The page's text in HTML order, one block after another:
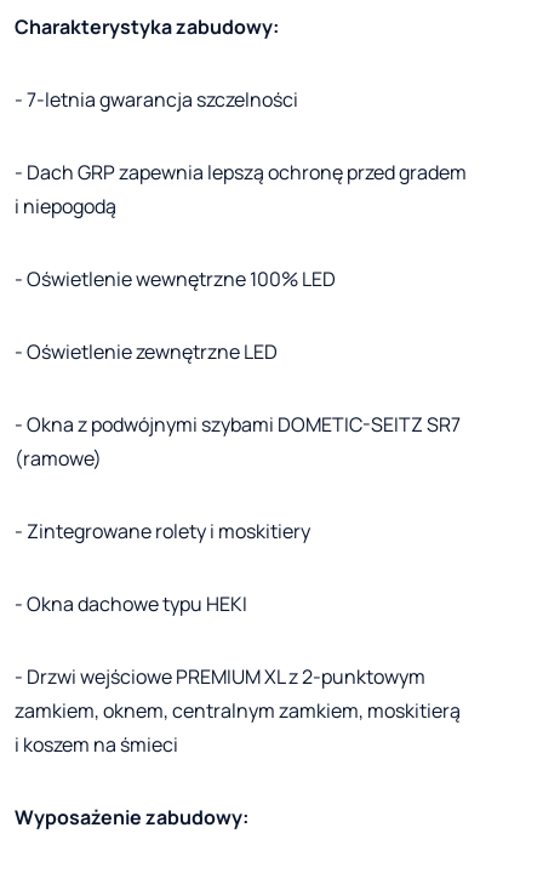
Charakterystyka zabudowy:
- 7-letnia gwarancja szczelności
- Dach GRP zapewnia lepszą ochronę przed gradem
i niepogodą
- Oświetlenie wewnętrzne 100% LED
- Oświetlenie zewnętrzne LED
- Okna z podwójnymi szybami DOMETIC-SEITZ SR7
(ramowe)
- Zintegrowane rolety i moskitiery
- Okna dachowe typu HEKI
- Drzwi wejściowe PREMIUM XL z 2-punktowym
zamkiem, oknem, centralnym zamkiem, moskitierą
i koszem na śmieci
Wyposażenie zabudowy: